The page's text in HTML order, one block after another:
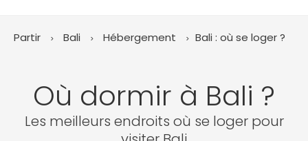
Partir Bali Hébergement Bali : où se loger ?
Où dormir à Bali ?
Les meilleurs endroits où se loger pour
Juillet
Août Septembre
Octobre